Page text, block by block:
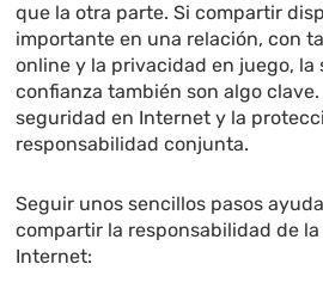
que la otra parte. Si compartir
importante en una relación, con
online y la privacidad en juego, la
confianza también son algo
seguridad en Internet y la
responsabilidad conjunta.
Seguir unos sencillos pasos
compartir la responsabilidad de
Internet: